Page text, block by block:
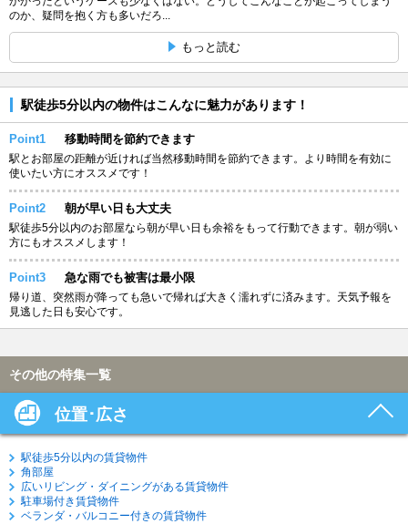
のか、疑問を抱く方も多いだろ...
もっと読む
駅徒歩5分以内の物件はこんなに魅力があります！
Point1 移動時間を節約できます
駅とお部屋の距離が近ければ当然移動時間を節約できます。より時間を有効に
使いたい方にオススメです！
Point2 朝が早い日も大丈夫
駅徒歩5分以内のお部屋なら朝が早い日も余裕をもって行動できます。朝が弱い
方にもオススメします！
Point3 急な雨でも被害は最小限
帰り道、突然雨が降っても急いで帰れば大きく濡れずに済みます。天気予報を
見逃した日も安心です。
その他の特集一覧
位置･広さ
駅徒歩5分以内の賃貸物件
角部屋
広いリビング・ダイニングがある賃貸物件
駐車場付き賃貸物件
ベランダ・バルコニー付きの賃貸物件